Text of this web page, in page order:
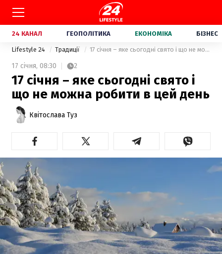
24 КАНАЛ ГЕОПОЛІТИКА ЕКОНОМІКА БІЗНЕС
Lifestyle 24 Традиції 17 січня – яке сьогодні свято і що не можна робити в цей день
17 січня, 08:30 2
17 січня – яке сьогодні свято і
що не можна робити в цей день
Квітослава Туз